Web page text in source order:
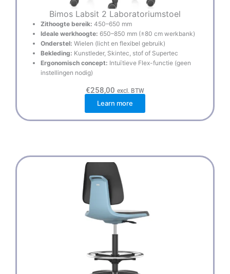
Bimos Labsit 2 Laboratoriumstoel
Zithoogte bereik: 450–650 mm
Ideale werkhoogte: 650–850 mm (±80 cm werkbank)
Onderstel: Wielen (licht en flexibel gebruik)
Bekleding: Kunstleder, Skintec, stof of Supertec
Ergonomisch concept: Intuïtieve Flex-functie (geen
instellingen nodig)
€258,00 excl. BTW
Learn more